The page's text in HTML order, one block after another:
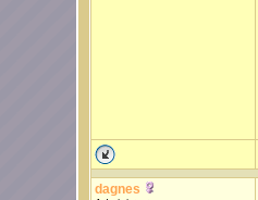
dagnes